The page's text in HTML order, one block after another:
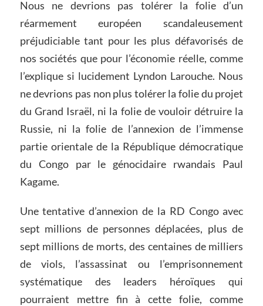
Nous ne devrions pas tolérer la folie d’un
réarmement européen scandaleusement
préjudiciable tant pour les plus défavorisés de
nos sociétés que pour l’économie réelle, comme
l’explique si lucidement Lyndon Larouche. Nous
ne devrions pas non plus tolérer la folie du projet
du Grand Israël, ni la folie de vouloir détruire la
Russie, ni la folie de l’annexion de l’immense
partie orientale de la République démocratique
du Congo par le génocidaire rwandais Paul
Kagame.
Une tentative d’annexion de la RD Congo avec
sept millions de personnes déplacées, plus de
sept millions de morts, des centaines de milliers
de viols, l’assassinat ou l’emprisonnement
systématique des leaders héroïques qui
pourraient mettre fin à cette folie, comme